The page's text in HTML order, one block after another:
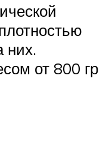
них.
от 800 гр